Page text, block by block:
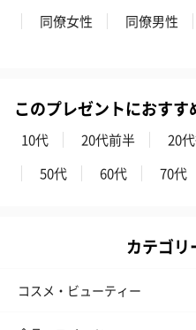
ラッピング
同僚女性
同僚男性
このプレゼントにおすす
10代 20代前半 20
50代
60代 70代
カテゴリ
コスメ・ビューティー